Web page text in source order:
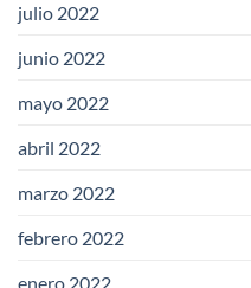
julio 2022
junio 2022
mayo 2022
abril 2022
marzo 2022
febrero 2022
enero 2022